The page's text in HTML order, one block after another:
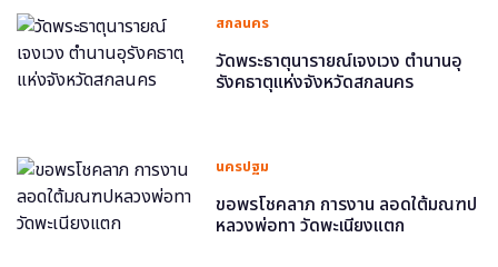
สกลนคร
วัดพระธาตุนารายณ์เจงเวง ตำนานอุ
รังคธาตุแห่งจังหวัดสกลนคร
นครปฐม
ขอพรโชคลาภ การงาน ลอดใต้มณฑป
หลวงพ่อทา วัดพะเนียงแตก